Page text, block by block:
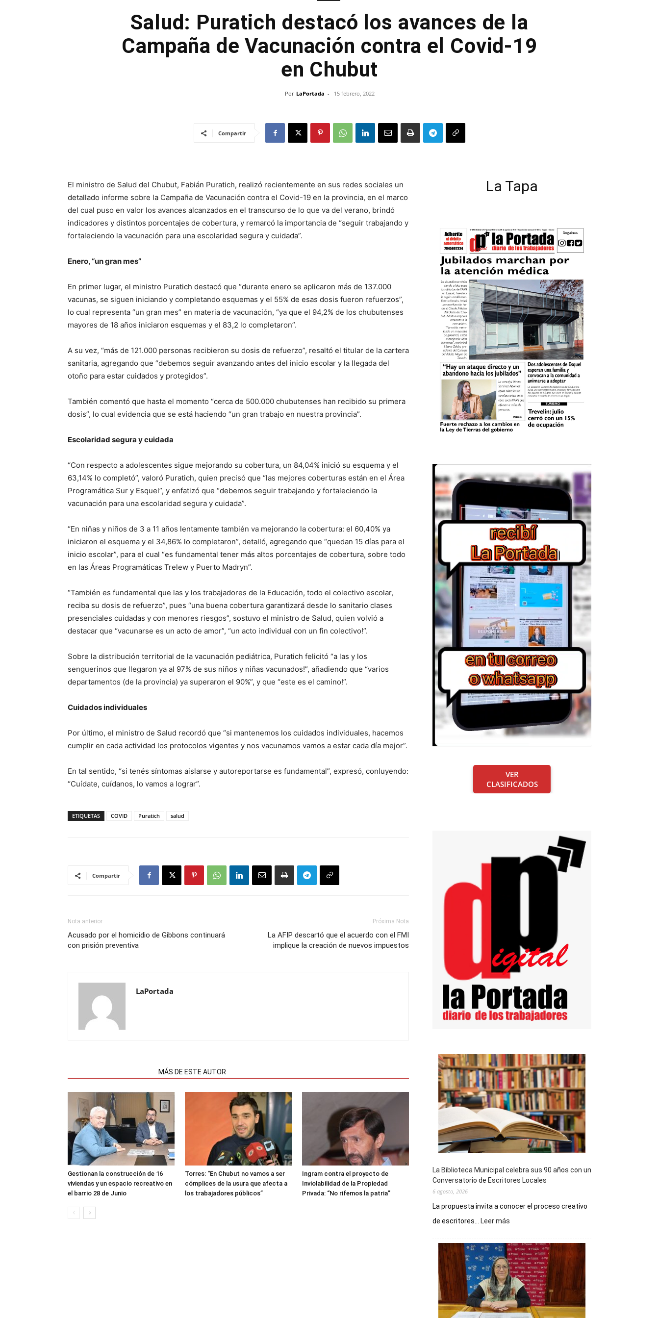
Salud: Puratich destacó los avances de la
Campaña de Vacunación contra el Covid-19
en Chubut
Por LaPortada - 15 febrero, 2022
Compartir
El ministro de Salud del Chubut, Fabián Puratich, realizó recientemente en sus redes sociales un
detallado informe sobre la Campaña de Vacunación contra el Covid-19 en la provincia, en el marco
del cual puso en valor los avances alcanzados en el transcurso de lo que va del verano, brindó
indicadores y distintos porcentajes de cobertura, y remarcó la importancia de “seguir trabajando y
fortaleciendo la vacunación para una escolaridad segura y cuidada”.
Enero, “un gran mes”
En primer lugar, el ministro Puratich destacó que “durante enero se aplicaron más de 137.000
vacunas, se siguen iniciando y completando esquemas y el 55% de esas dosis fueron refuerzos”,
lo cual representa “un gran mes” en materia de vacunación, “ya que el 94,2% de los chubutenses
mayores de 18 años iniciaron esquemas y el 83,2 lo completaron”.
A su vez, “más de 121.000 personas recibieron su dosis de refuerzo”, resaltó el titular de la cartera
sanitaria, agregando que “debemos seguir avanzando antes del inicio escolar y la llegada del
otoño para estar cuidados y protegidos”.
También comentó que hasta el momento “cerca de 500.000 chubutenses han recibido su primera
dosis”, lo cual evidencia que se está haciendo “un gran trabajo en nuestra provincia”.
Escolaridad segura y cuidada
“Con respecto a adolescentes sigue mejorando su cobertura, un 84,04% inició su esquema y el
63,14% lo completó”, valoró Puratich, quien precisó que “las mejores coberturas están en el Área
Programática Sur y Esquel”, y enfatizó que “debemos seguir trabajando y fortaleciendo la
vacunación para una escolaridad segura y cuidada”.
“En niñas y niños de 3 a 11 años lentamente también va mejorando la cobertura: el 60,40% ya
iniciaron el esquema y el 34,86% lo completaron”, detalló, agregando que “quedan 15 días para el
inicio escolar”, para el cual “es fundamental tener más altos porcentajes de cobertura, sobre todo
en las Áreas Programáticas Trelew y Puerto Madryn”.
“También es fundamental que las y los trabajadores de la Educación, todo el colectivo escolar,
reciba su dosis de refuerzo”, pues “una buena cobertura garantizará desde lo sanitario clases
presenciales cuidadas y con menores riesgos”, sostuvo el ministro de Salud, quien volvió a
destacar que “vacunarse es un acto de amor”, “un acto individual con un fin colectivo!”.
Sobre la distribución territorial de la vacunación pediátrica, Puratich felicitó “a las y los
senguerinos que llegaron ya al 97% de sus niños y niñas vacunados!”, añadiendo que “varios
departamentos (de la provincia) ya superaron el 90%”, y que “este es el camino!”.
Cuidados individuales
Por último, el ministro de Salud recordó que “si mantenemos los cuidados individuales, hacemos
cumplir en cada actividad los protocolos vigentes y nos vacunamos vamos a estar cada día mejor”.
En tal sentido, “si tenés síntomas aislarse y autoreportarse es fundamental”, expresó, conluyendo:
“Cuídate, cuídanos, lo vamos a lograr”.
ETIQUETAS COVID Puratich salud
Compartir
Nota anterior
Acusado por el homicidio de Gibbons continuará
con prisión preventiva
Próxima Nota
La AFIP descartó que el acuerdo con el FMI
implique la creación de nuevos impuestos
LaPortada
MÁS DE ESTE AUTOR
Gestionan la construcción de 16
viviendas y un espacio recreativo en
el barrio 28 de Junio
Torres: “En Chubut no vamos a ser
cómplices de la usura que afecta a
los trabajadores públicos”
Ingram contra el proyecto de
Inviolabilidad de la Propiedad
Privada: “No rifemos la patria”
La Tapa
VER
CLASIFICADOS
La Biblioteca Municipal celebra sus 90 años con un
Conversatorio de Escritores Locales
6 agosto, 2026
La propuesta invita a conocer el proceso creativo
de escritores...
Leer más
Municipal
celebra
sus
90
años
con
un